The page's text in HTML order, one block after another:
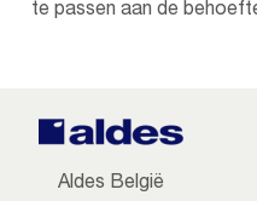
te passen aan de
Aldes België